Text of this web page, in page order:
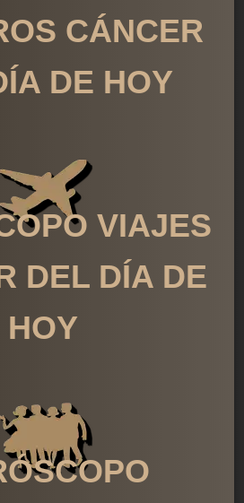
CÁNCER
DE HOY
VIAJES
DEL DÍA DE
HOY